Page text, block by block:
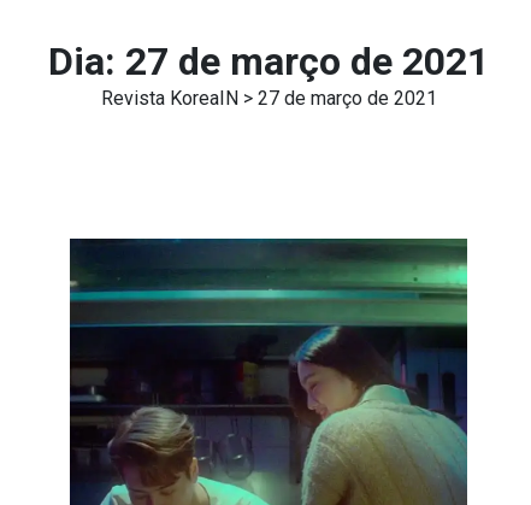
Dia: 27 de março de 2021
Revista KoreaIN> 27 de março de 2021